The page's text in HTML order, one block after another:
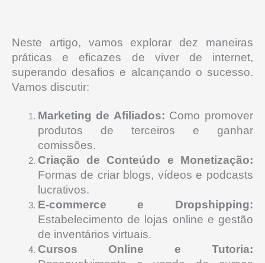
Neste artigo, vamos explorar dez maneiras
práticas e eficazes de viver de internet,
superando desafios e alcançando o sucesso.
Vamos discutir:
Marketing de Afiliados: Como promover
produtos de terceiros e ganhar
comissões.
Criação de Conteúdo e Monetização:
Formas de criar blogs, vídeos e podcasts
lucrativos.
E-commerce e Dropshipping:
Estabelecimento de lojas online e gestão
de inventários virtuais.
Cursos Online e Tutoria: